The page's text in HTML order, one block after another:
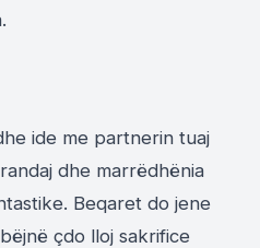
ide me partnerin tuaj
dhe marrëdhënia
Beqaret do jene
çdo lloj sakrifice